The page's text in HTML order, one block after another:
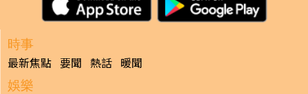
時事
最新焦點 要聞 熱話 暖聞
娛樂